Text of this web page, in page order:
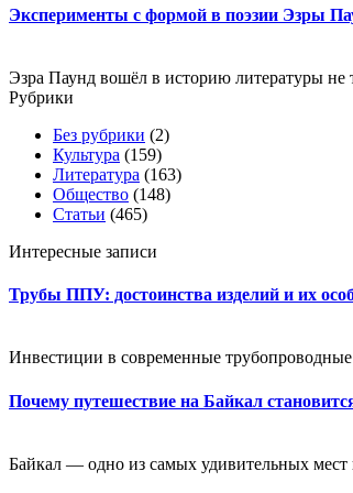
Эксперименты с формой в поэзии Эзры
Эзра Паунд вошёл в историю литературы не
Рубрики
Без рубрики (2)
Культура (159)
Литература (163)
Общество (148)
Статьи (465)
Интересные записи
Трубы ППУ: достоинства изделий и их
Инвестиции в современные
Почему путешествие на Байкал
Байкал — одно из самых удивительных мест